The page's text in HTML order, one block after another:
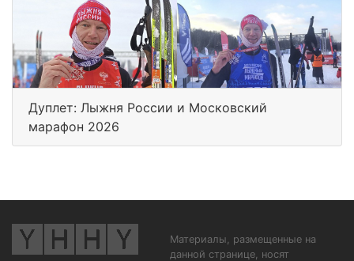
Дуплет: Лыжня России и Московский
марафон 2026
Материалы, размещенные на
данной странице, носят